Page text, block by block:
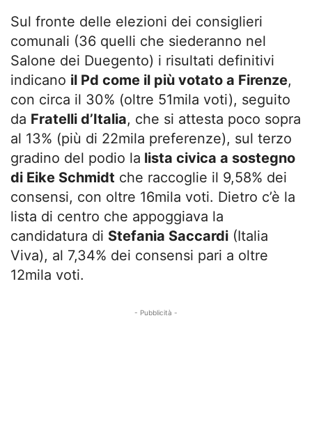
Sul fronte delle elezioni dei consiglieri
comunali (36 quelli che siederanno nel
Salone dei Duegento) i risultati definitivi
indicano il Pd come il più votato a Firenze,
con circa il 30% (oltre 51mila voti), seguito
da Fratelli d’Italia, che si attesta poco sopra
al 13% (più di 22mila preferenze), sul terzo
gradino del podio la lista civica a sostegno
di Eike Schmidt che raccoglie il 9,58% dei
consensi, con oltre 16mila voti. Dietro c’è la
lista di centro che appoggiava la
candidatura di Stefania Saccardi (Italia
Viva), al 7,34% dei consensi pari a oltre
12mila voti.
- Pubblicità -